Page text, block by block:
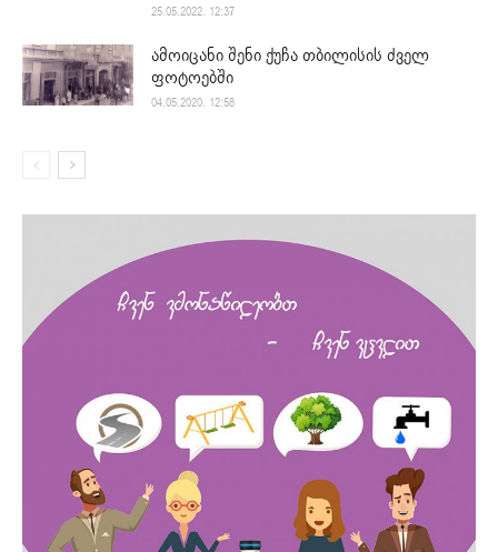
25.05.2022. 12:37
ამოიცანი შენი ქუჩა თბილისის ძველ
ფოტოებში
04.05.2020. 12:58